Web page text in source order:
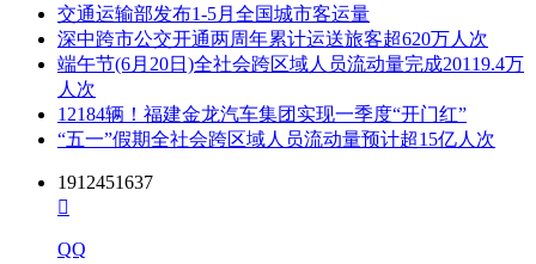
交通运输部发布1-5月全国城市客运量
深中跨市公交开通两周年累计运送旅客超620万人次
端午节(6月20日)全社会跨区域人员流动量完成20119.4万
人次
12184辆！福建金龙汽车集团实现一季度“开门红”
“五一”假期全社会跨区域人员流动量预计超15亿人次
1912451637

QQ